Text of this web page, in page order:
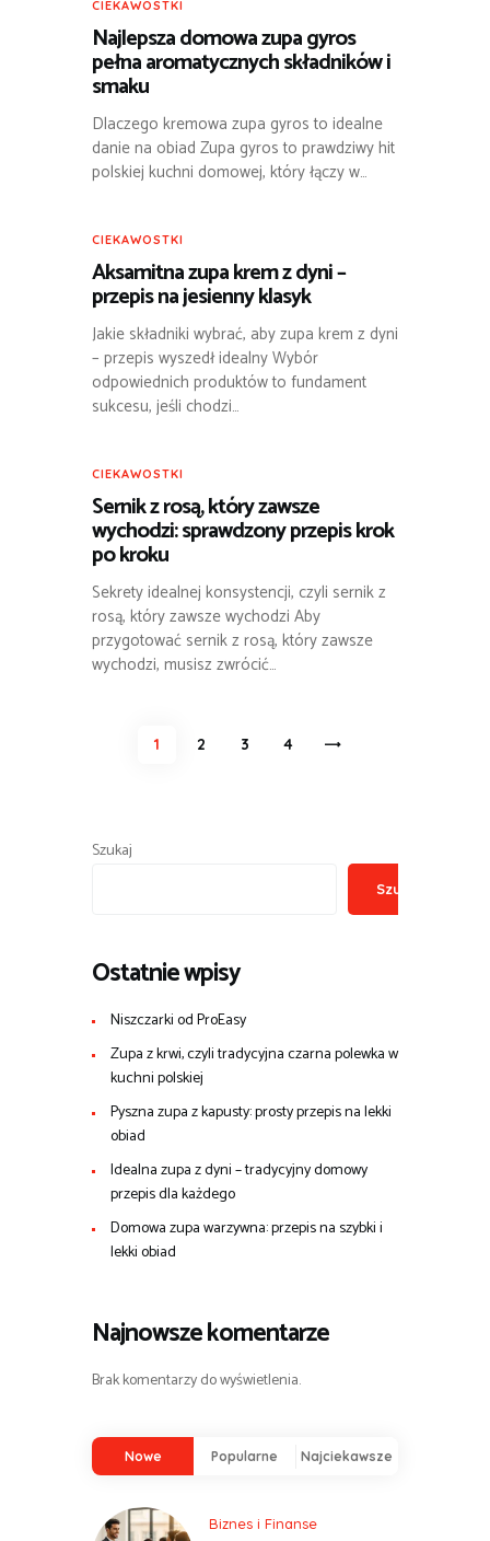
CIEKAWOSTKI
Najlepsza domowa zupa gyros
pełna aromatycznych składników i
smaku
Dlaczego kremowa zupa gyros to idealne
danie na obiad Zupa gyros to prawdziwy hit
polskiej kuchni domowej, który łączy w…
CIEKAWOSTKI
Aksamitna zupa krem z dyni –
przepis na jesienny klasyk
Jakie składniki wybrać, aby zupa krem z dyni
– przepis wyszedł idealny Wybór
odpowiednich produktów to fundament
sukcesu, jeśli chodzi…
CIEKAWOSTKI
Sernik z rosą, który zawsze
wychodzi: sprawdzony przepis krok
po kroku
Sekrety idealnej konsystencji, czyli sernik z
rosą, który zawsze wychodzi Aby
przygotować sernik z rosą, który zawsze
wychodzi, musisz zwrócić…
Stronicowanie
PAGE
1 PAGE
2 PAGE
3 PAGE
4
Szukaj
Szukaj
Ostatnie wpisy
Niszczarki od ProEasy
Zupa z krwi, czyli tradycyjna czarna polewka w
kuchni polskiej
Pyszna zupa z kapusty: prosty przepis na lekki
obiad
Idealna zupa z dyni – tradycyjny domowy
przepis dla każdego
Domowa zupa warzywna: przepis na szybki i
lekki obiad
Najnowsze komentarze
Brak komentarzy do wyświetlenia.
Nowe Popularne Najciekawsze
Biznes i Finanse